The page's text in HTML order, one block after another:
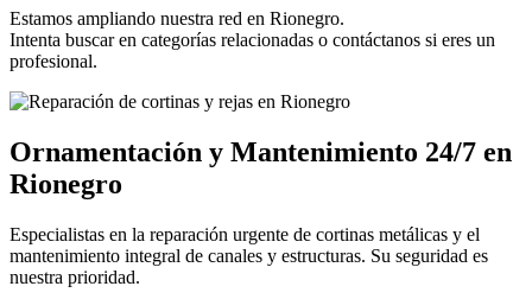
Estamos ampliando nuestra red en Rionegro.
Intenta buscar en categorías relacionadas o contáctanos si eres un
profesional.
Ornamentación y Mantenimiento 24/7 en
Rionegro
Especialistas en la reparación urgente de cortinas metálicas y el
mantenimiento integral de canales y estructuras. Su seguridad es
nuestra prioridad.